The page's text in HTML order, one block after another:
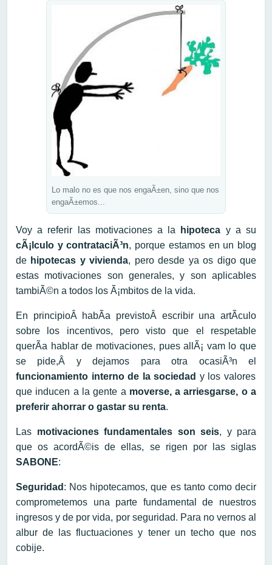
Lo malo no es que nos engaÃ±en, sino que nos
engaÃ±emos...
Voy a referir las motivaciones a la hipoteca y a su
cÃ¡lculo y contrataciÃ³n, porque estamos en un blog
de hipotecas y vivienda, pero desde ya os digo que
estas motivaciones son generales, y son aplicables
tambiÃ©n a todos los Ã¡mbitos de la vida.
En principioÂ habÃ­a previstoÂ escribir una artÃ­culo
sobre los incentivos, pero visto que el respetable
querÃ­a hablar de motivaciones, pues allÃ¡ vam lo que
se pide,Â y dejamos para otra ocasiÃ³n el
funcionamiento interno de la sociedad y los valores
que inducen a la gente a moverse, a arriesgarse, o a
preferir ahorrar o gastar su renta.
Las motivaciones fundamentales son seis, y para
que os acordÃ©is de ellas, se rigen por las siglas
SABONE:
Seguridad : Nos hipotecamos, que es tanto como decir
comprometemos una parte fundamental de nuestros
ingresos y de por vida, por seguridad. Para no vernos al
albur de las fluctuaciones y tener un techo que nos
cobije.